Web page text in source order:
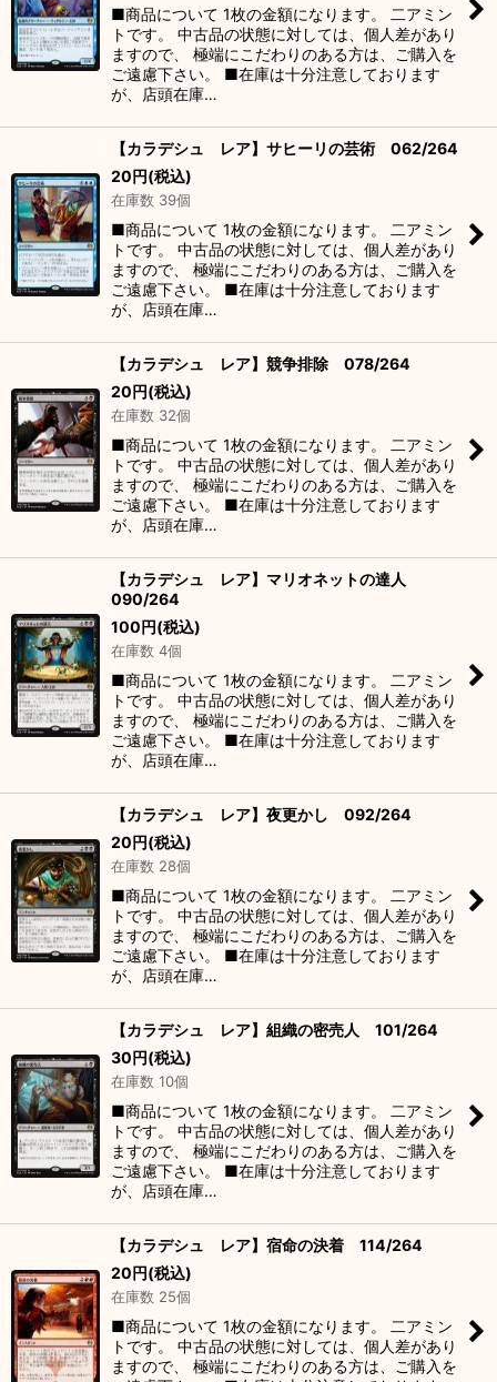
■商品について 1枚の金額になります。 二アミン
トです。 中古品の状態に対しては、個人差があり
ますので、 極端にこだわりのある方は、ご購入を
ご遠慮下さい。 ■在庫は十分注意しております
が、店頭在庫…
【カラデシュ レア】サヒーリの芸術 062/264
20円(税込)
在庫数 39個
■商品について 1枚の金額になります。 二アミン
トです。 中古品の状態に対しては、個人差があり
ますので、 極端にこだわりのある方は、ご購入を
ご遠慮下さい。 ■在庫は十分注意しております
が、店頭在庫…
【カラデシュ レア】競争排除 078/264
20円(税込)
在庫数 32個
■商品について 1枚の金額になります。 二アミン
トです。 中古品の状態に対しては、個人差があり
ますので、 極端にこだわりのある方は、ご購入を
ご遠慮下さい。 ■在庫は十分注意しております
が、店頭在庫…
【カラデシュ レア】マリオネットの達人
090/264
100円(税込)
在庫数 4個
■商品について 1枚の金額になります。 二アミン
トです。 中古品の状態に対しては、個人差があり
ますので、 極端にこだわりのある方は、ご購入を
ご遠慮下さい。 ■在庫は十分注意しております
が、店頭在庫…
【カラデシュ レア】夜更かし 092/264
20円(税込)
在庫数 28個
■商品について 1枚の金額になります。 二アミン
トです。 中古品の状態に対しては、個人差があり
ますので、 極端にこだわりのある方は、ご購入を
ご遠慮下さい。 ■在庫は十分注意しております
が、店頭在庫…
【カラデシュ レア】組織の密売人 101/264
30円(税込)
在庫数 10個
■商品について 1枚の金額になります。 二アミン
トです。 中古品の状態に対しては、個人差があり
ますので、 極端にこだわりのある方は、ご購入を
ご遠慮下さい。 ■在庫は十分注意しております
が、店頭在庫…
【カラデシュ レア】宿命の決着 114/264
20円(税込)
在庫数 25個
■商品について 1枚の金額になります。 二アミン
トです。 中古品の状態に対しては、個人差があり
ますので、 極端にこだわりのある方は、ご購入を